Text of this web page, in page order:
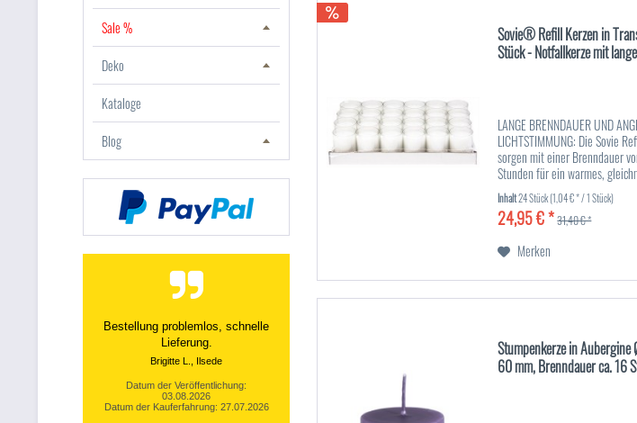
Sale %
Deko
Kataloge
Blog
Top Produkte, Top Lieferzeiten --
Wie es sein soll....
Thomas B., Sallneck
Datum der Veröffentlichung:
02.08.2026
Datum der Kauferfahrung: 26.07.2026
Sovie® Refill Kerzen in
Stück - Notfallkerze mit
LANGE BRENNDAUER UND
LICHTSTIMMUNG: Die Sovie
sorgen mit einer Brenndauer
Stunden für ein warmes,
Mit einem Durchmesser von ca.
einer Höhe von 65 mm sind sie
Inhalt24 Stück(1,04 € * / 1 Stück)
24,95 € *31,40 € *
Merken
Stumpenkerze in
60 mm, Brenndauer ca. 16